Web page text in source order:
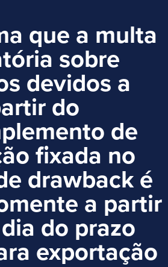
que a multa
sobre
devidos a
do
de
fixada no
drawback é
a partir
dia do prazo
exportação